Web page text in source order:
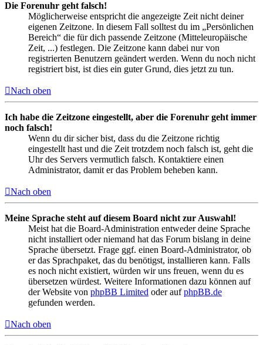
Die Forenuhr geht falsch!
Möglicherweise entspricht die angezeigte Zeit nicht deiner
eigenen Zeitzone. In diesem Fall solltest du im „Persönlichen
Bereich“ die für dich passende Zeitzone (Mitteleuropäische
Zeit, ...) festlegen. Die Zeitzone kann dabei nur von
registrierten Benutzern geändert werden. Wenn du noch nicht
registriert bist, ist dies ein guter Grund, dies jetzt zu tun.
Nach oben
Ich habe die Zeitzone eingestellt, aber die Forenuhr geht immer
noch falsch!
Wenn du dir sicher bist, dass du die Zeitzone richtig
eingestellt hast und die Zeit trotzdem noch falsch ist, geht die
Uhr des Servers vermutlich falsch. Kontaktiere einen
Administrator, damit er das Problem beheben kann.
Nach oben
Meine Sprache steht auf diesem Board nicht zur Auswahl!
Meist hat die Board-Administration entweder deine Sprache
nicht installiert oder niemand hat das Forum bislang in deine
Sprache übersetzt. Frage ggf. einen Board-Administrator, ob
er das Sprachpaket, das du benötigst, installieren kann. Falls
es noch nicht existiert, würden wir uns freuen, wenn du es
übersetzen würdest. Weitere Informationen dazu können auf
der Website von phpBB Limited oder aufphpBB.de
gefunden werden.
Nach oben